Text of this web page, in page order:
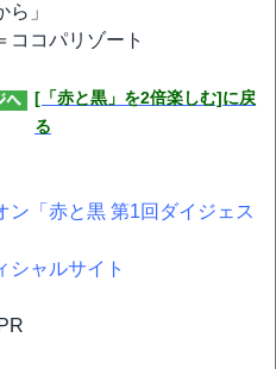
」
ココパリゾート
[「赤と黒」を2倍楽しむ]に戻
る
ン「赤と黒 第1回ダイジェス
シャルサイト
PR